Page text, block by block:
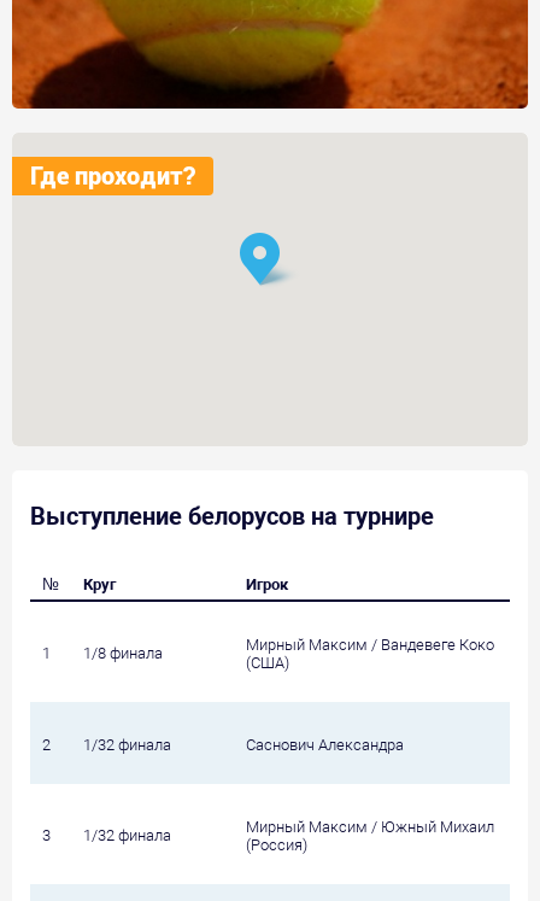
Где проходит?
Выступление белорусов на турнире
№ Круг Игрок
1 1/8 финала
Мирный Максим / Вандевеге Коко
(США)
2 1/32 финала Саснович Александра
3 1/32 финала
Мирный Максим / Южный Михаил
(Россия)